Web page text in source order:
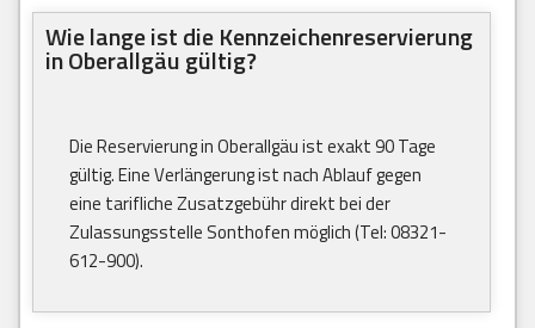
Wie lange ist die Kennzeichenreservierung
in Oberallgäu gültig?
Die Reservierung in Oberallgäu ist exakt 90 Tage
gültig. Eine Verlängerung ist nach Ablauf gegen
eine tarifliche Zusatzgebühr direkt bei der
Zulassungsstelle Sonthofen möglich (Tel: 08321-
612-900).